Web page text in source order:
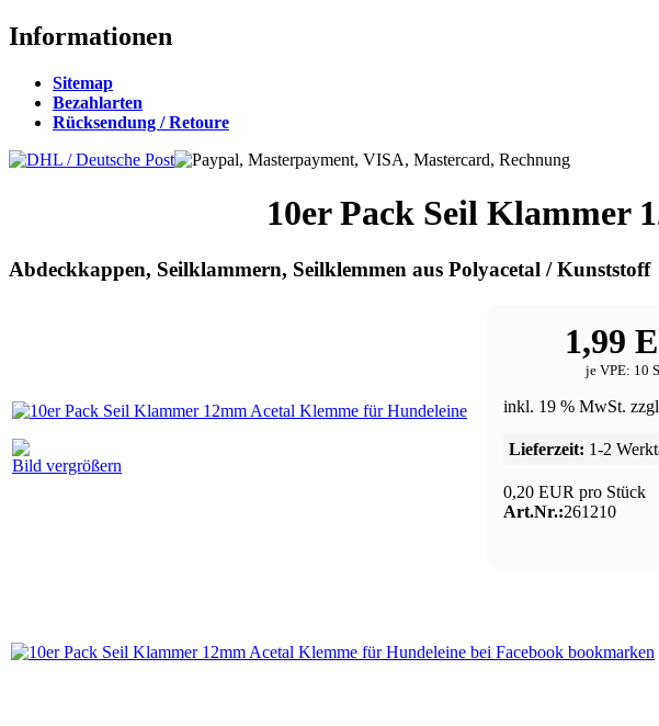
Informationen
Sitemap
Bezahlarten
Rücksendung / Retoure
10er Pack Seil Klammer
Abdeckkappen, Seilklammern, Seilklemmen aus Polyacetal / Kunststoff
Bild vergrößern
1,99
je VPE: 10
inkl. 19 % MwSt.
Lieferzeit: 1-2
0,20 EUR pro Stück
Art.Nr.:261210